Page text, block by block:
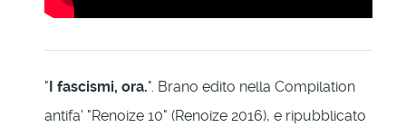
"I fascismi, ora.". Brano edito nella Compilation
antifa' "Renoize 10" (Renoize 2016), e ripubblicato